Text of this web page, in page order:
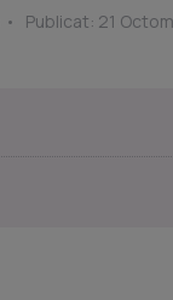
Publicat: 21